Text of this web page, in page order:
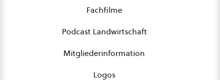
Fachfilme
Podcast Landwirtschaft
Mitgliederinformation
Logos